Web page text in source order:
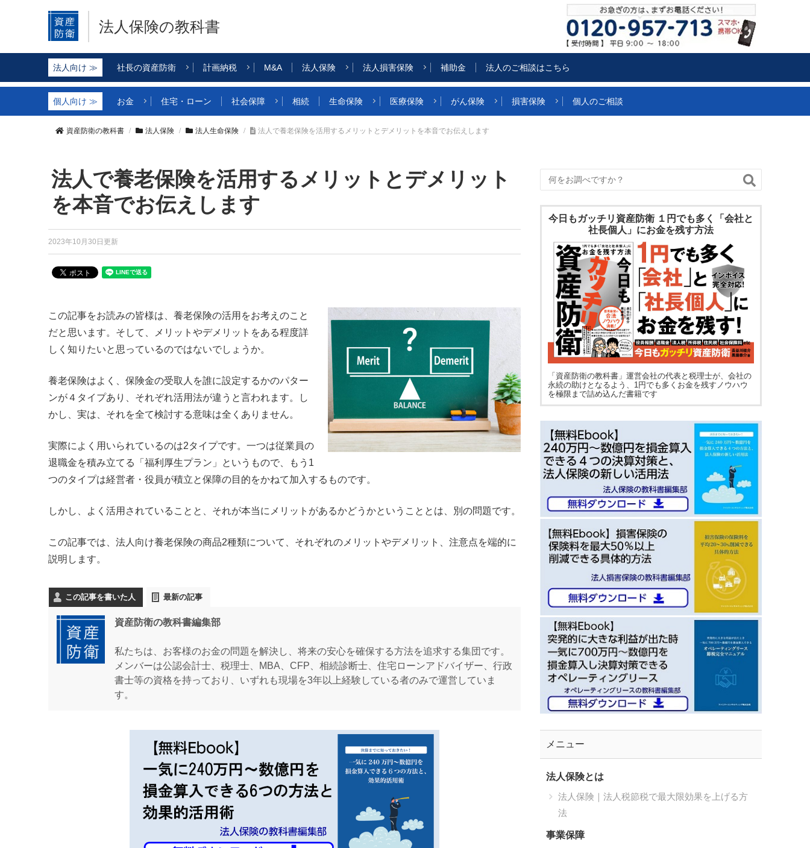
法人保険の教科書
社長の資産防衛 計画納税 M&A 法人保険 法人損害保険 補助金 法人のご相談はこちら
お金 住宅・ローン 社会保障 相続 生命保険 医療保険 がん保険 損害保険 個人のご相談
資産防衛の教科書 法人保険 法人生命保険 法人で養老保険を活用するメリットとデメリットを本音でお伝えします
法人で養老保険を活用するメリットとデメリット
を本音でお伝えします
2023年10月30日更新
この記事をお読みの皆様は、養老保険の活用をお考えのこと
だと思います。そして、メリットやデメリットをある程度詳
しく知りたいと思っているのではないでしょうか。
養老保険はよく、保険金の受取人を誰に設定するかのパター
ンが４タイプあり、それぞれ活用法が違うと言われます。し
かし、実は、それを全て検討する意味は全くありません。
実際によく用いられているのは2タイプです。一つは従業員の
退職金を積み立てる「福利厚生プラン」というもので、もう1
つのタイプは経営者・役員が積立と保障の目的をかねて加入するものです。
しかし、よく活用されていることと、それが本当にメリットがあるかどうかということとは、別の問題です。
この記事では、法人向け養老保険の商品2種類について、それぞれのメリットやデメリット、注意点を端的に
説明します。
この記事を書いた人 最新の記事
資産防衛の教科書編集部
私たちは、お客様のお金の問題を解決し、将来の安心を確保する方法を追求する集団です。
メンバーは公認会計士、税理士、MBA、CFP、相続診断士、住宅ローンアドバイザー、行政
書士等の資格を持っており、いずれも現場を3年以上経験している者のみで運営していま
す。
今日もガッチリ資産防衛 １円でも多く「会社と
社長個人」にお金を残す方法
「資産防衛の教科書」運営会社の代表と税理士が、会社の
永続の助けとなるよう、1円でも多くお金を残すノウハウ
を極限まで詰め込んだ書籍です
メニュー
法人保険とは
法人保険｜法人税節税で最大限効果を上げる方
法
事業保障